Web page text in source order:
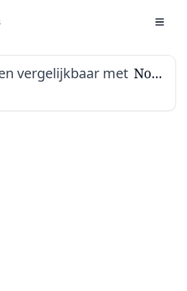
vergelijkbaar met Noto Rashi Hebrew